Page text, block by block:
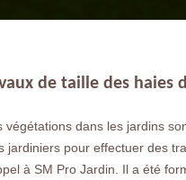
de taille des haies
dans les jardins
jardiniers pour effectuer des
à SM Pro Jardin. Il a été